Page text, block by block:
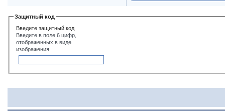
Защитный код
Введите защитный код
Введите в поле 6 цифр,
отображенных в виде
изображения.